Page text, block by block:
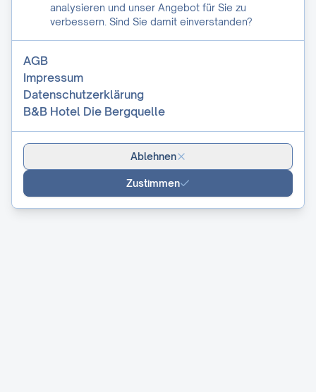
Cookie-Einstellungen
B&B Hotel Die Bergquelle
programmiert vonCASABLANCA hotelsoftware
analysieren und unser Angebot für Sie zu
verbessern. Sind Sie damit einverstanden?
AGB
Impressum
Datenschutzerklärung
B&B Hotel Die Bergquelle
Ablehnen
Zustimmen